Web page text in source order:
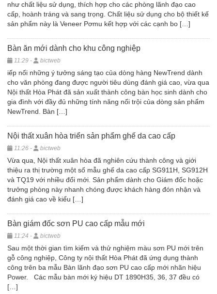
như chất liệu sử dụng, thích hợp cho các phòng lãnh đạo cao
cấp, hoành tráng và sang trọng. Chất liệu sử dụng cho bộ thiết kế
sản phẩm này là Veneer Pơmu kết hợp với các cạnh bo […]
Bàn ăn mới dành cho khu công nghiệp
11:29 - bictweb
iếp nối những ý tưởng sáng tạo của dòng hàng NewTrend dành
cho văn phòng đang được người tiêu dùng đánh giá cao, vừa qua
Nội thất Hòa Phát đã sản xuất thành công bàn học sinh dành cho
gia đình với đầy đủ những tính năng nổi trội của dòng sản phẩm
NewTrend. Bàn […]
Nội thất xuân hòa triển sản phẩm ghế da cao cấp
11:26 - bictweb
Vừa qua, Nội thất xuân hòa đã nghiên cứu thành công và giới
thiệu ra thị trường một số mẫu ghế da cao cấp SG911H, SG912H
và TQ19 với nhiều đổi mới. Sản phẩm dành cho Giám đốc hoặc
trưởng phòng này nhanh chóng được khách hàng đón nhận và
đánh giá cao về kiểu […]
Bàn giám đốc sơn PU cao cấp mẫu mới
11:24 - bictweb
Sau một thời gian tìm kiếm và thử nghiệm màu sơn PU mới trên
gỗ công nghiệp, Công ty nội thất Hòa Phát đã ứng dụng thành
công trên ba mẫu Bàn lãnh đạo sơn PU cao cấp mới nhãn hiệu
Power. Các mẫu bàn mới ký hiệu DT 1890H35, 36, 37 đều có
[…]